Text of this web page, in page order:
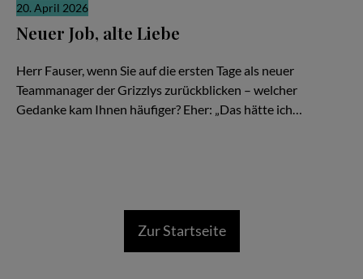
20. April 2026
Neuer Job, alte Liebe
Herr Fauser, wenn Sie auf die ersten Tage als neuer
Teammanager der Grizzlys zurückblicken – welcher
Gedanke kam Ihnen häufiger? Eher: „Das hätte ich…
Zur Startseite